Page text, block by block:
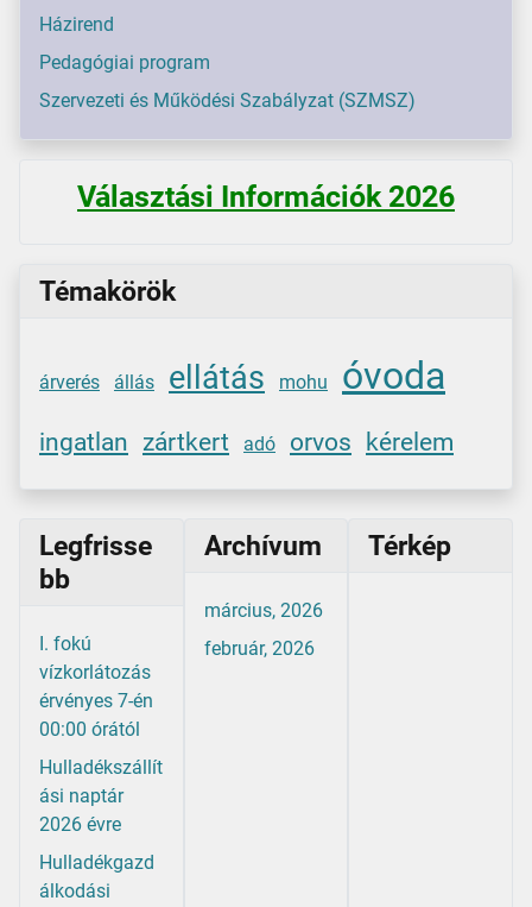
Házirend
Pedagógiai program
Szervezeti és Működési Szabályzat (SZMSZ)
Választási Információk 2026
Témakörök
árverés állás ellátás mohu óvoda
ingatlan zártkert adó orvos kérelem
Legfrisse
bb
I. fokú
vízkorlátozás
érvényes 7-én
00:00 órától
Hulladékszállít
ási naptár
2026 évre
Hulladékgazd
álkodási
Archívum
március, 2026
február, 2026
Térkép